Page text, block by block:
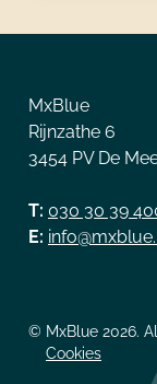
MxBlue
Rijnzathe 6
3454 PV De
T: 030 30 39
E:
© MxBlue 2026.
Cookies